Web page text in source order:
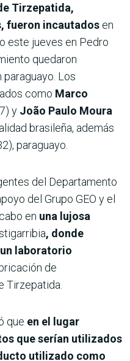
Tirzepatida,
fueron incautados en
este jueves en Pedro
quedaron
Los
como Marco
y João Paulo Moura
brasileña, además
paraguayo.
del Departamento
del Grupo GEO y el
en una lujosa
, donde
laboratorio
de
Tirzepatida.
que en el lugar
que serían utilizados
utilizado como